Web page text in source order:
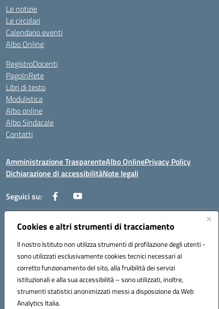
Cookies e altri strumenti di tracciamento
Il nostro Istituto non utilizza strumenti di profilazione degli utenti -
sono utilizzati esclusivamente cookies tecnici necessari al
corretto funzionamento del sito, alla fruibilità dei servizi
istituzionali e alla sua accessibilità – sono utilizzati, inoltre,
strumenti statistici anonimizzati messi a disposizione da Web
Analytics Italia.
Le notizie
Le circolari
Calendario eventi
Albo Online
RegistroDocenti
PagoInRete
Libri di testo
Modulistica
Albo online
Albo Sindacale
Contatti
Amministrazione TrasparenteAlbo OnlinePrivacy Policy
Dichiarazione di accessibilitàNote legali
Seguici su:
Via Negroni - 87100 Cosenza
Telefono e Fax: 098433104
Mail: csic898008@istruzione.it - PEC: csic898008@pec.istruzione.it
Codice univoco ufficio: UFUEI1
Codice meccanografico: CSIC898008
Codice fiscale: 98094050782